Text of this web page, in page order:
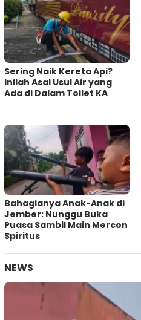
Sering Naik Kereta Api?
Inilah Asal Usul Air yang
Ada di Dalam Toilet KA
Bahagianya Anak-Anak di
Jember: Nunggu Buka
Puasa Sambil Main Mercon
Spiritus
NEWS